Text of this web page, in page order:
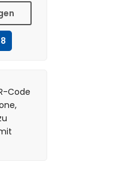
Code